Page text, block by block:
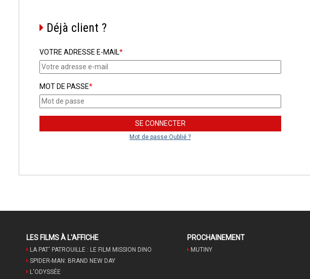
Déjà client ?
VOTRE ADRESSE E-MAIL*
MOT DE PASSE*
Mot de passe Oublié ?
LES FILMS À L'AFFICHE
LA PAT' PATROUILLE : LE FILM MISSION DINO
SPIDER-MAN: BRAND NEW DAY
L'ODYSSÉE
PROCHAINEMENT
MUTINY